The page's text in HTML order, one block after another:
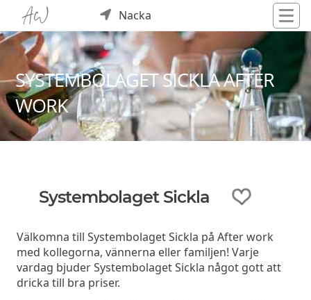
Nacka
SYSTEMBOLAGET SICKLA AFTER
WORK
Systembolaget Sickla
Välkomna till Systembolaget Sickla på After work
med kollegorna, vännerna eller familjen! Varje
vardag bjuder Systembolaget Sickla något gott att
dricka till bra priser.